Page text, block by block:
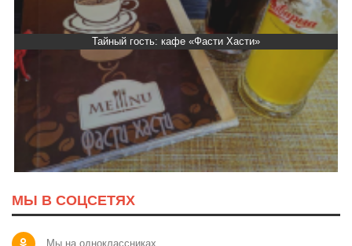
Тайный гость: кафе «Фасти Хасти»
МЫ В СОЦСЕТЯХ
Мы на одноклассниках